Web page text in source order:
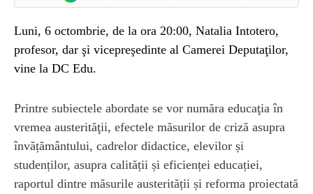
Luni, 6 octombrie, de la ora 20:00, Natalia Intotero,
profesor, dar şi vicepreşedinte al Camerei Deputaţilor,
vine la DC Edu.
Printre subiectele abordate se vor număra educaţia în
vremea austerităţii, efectele măsurilor de criză asupra
învățământului, cadrelor didactice, elevilor și
studenților, asupra calității și eficienței educației,
raportul dintre măsurile austerității și reforma proiectată